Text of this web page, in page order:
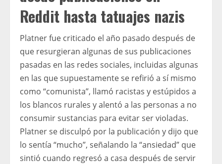
Reddit hasta tatuajes nazis
Platner fue criticado el año pasado después de
que resurgieran algunas de sus publicaciones
pasadas en las redes sociales, incluidas algunas
en las que supuestamente se refirió a sí mismo
como “comunista”, llamó racistas y estúpidos a
los blancos rurales y alentó a las personas a no
consumir sustancias para evitar ser violadas.
Platner se disculpó por la publicación y dijo que
lo sentía “mucho”, señalando la “ansiedad” que
sintió cuando regresó a casa después de servir